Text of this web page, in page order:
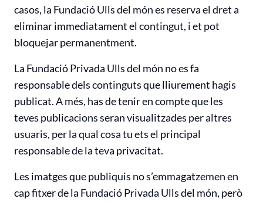
casos, la Fundació Ulls del món es reserva el dret a
eliminar immediatament el contingut, i et pot
bloquejar permanentment.
La Fundació Privada Ulls del món no es fa
responsable dels continguts que lliurement hagis
publicat. A més, has de tenir en compte que les
teves publicacions seran visualitzades per altres
usuaris, per la qual cosa tu ets el principal
responsable de la teva privacitat.
Les imatges que publiquis no s’emmagatzemen en
cap fitxer de la Fundació Privada Ulls del món, però